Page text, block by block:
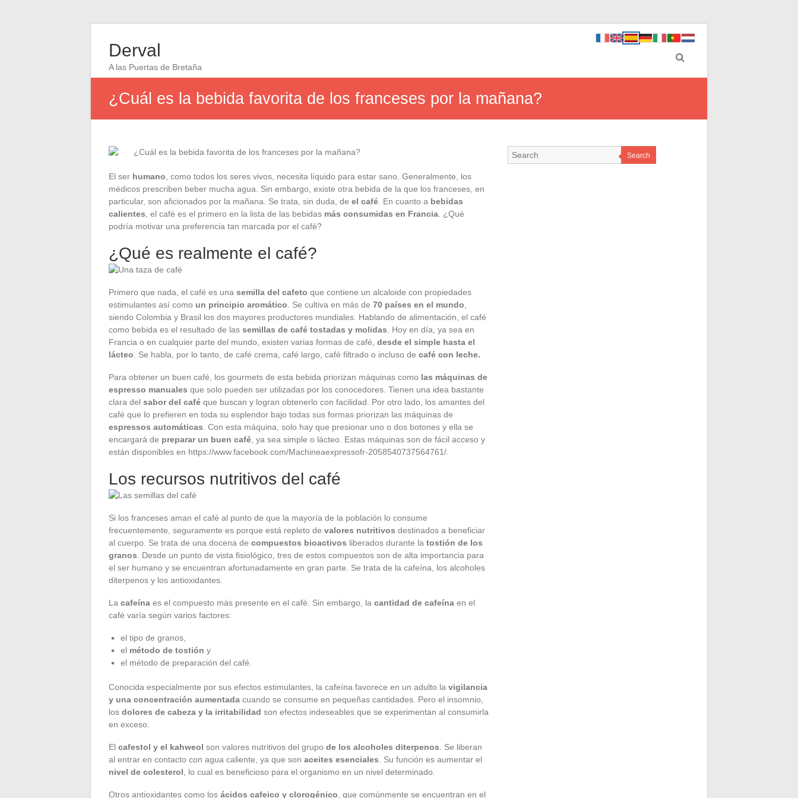
Derval
A las Puertas de Bretaña
¿Cuál es la bebida favorita de los franceses por la mañana?
El ser humano , como todos los seres vivos, necesita líquido para estar sano. Generalmente, los
médicos prescriben beber mucha agua. Sin embargo, existe otra bebida de la que los franceses, en
particular, son aficionados por la mañana. Se trata, sin duda, de el café . En cuanto a bebidas
calientes , el café es el primero en la lista de las bebidas más consumidas en Francia . ¿Qué
podría motivar una preferencia tan marcada por el café?
¿Qué es realmente el café?
Primero que nada, el café es una semilla del cafeto que contiene un alcaloide con propiedades
estimulantes así como un principio aromático . Se cultiva en más de 70 países en el mundo
siendo Colombia y Brasil los dos mayores productores mundiales. Hablando de alimentación, el café
como bebida es el resultado de las semillas de café tostadas y molidas . Hoy en día, ya sea en
Francia o en cualquier parte del mundo, existen varias formas de café, desde el simple hasta el
lácteo . Se habla, por lo tanto, de café crema, café largo, café filtrado o incluso de café con leche.
Para obtener un buen café, los gourmets de esta bebida priorizan máquinas como las máquinas de
espresso manuales que solo pueden ser utilizadas por los conocedores. Tienen una idea bastante
clara del sabor del café que buscan y logran obtenerlo con facilidad. Por otro lado, los amantes del
café que lo prefieren en toda su esplendor bajo todas sus formas priorizan las máquinas de
espressos automáticas . Con esta máquina, solo hay que presionar uno o dos botones y ella se
encargará de preparar un buen café , ya sea simple o lácteo. Estas máquinas son de fácil acceso y
están disponibles en https://www.facebook.com/Machineaexpressofr-2058540737564761/.
Los recursos nutritivos del café
Si los franceses aman el café al punto de que la mayoría de la población lo consume
frecuentemente, seguramente es porque está repleto de valores nutritivos destinados a beneficiar
al cuerpo. Se trata de una docena de compuestos bioactivos liberados durante la tostión de los
granos . Desde un punto de vista fisiológico, tres de estos compuestos son de alta importancia para
el ser humano y se encuentran afortunadamente en gran parte. Se trata de la cafeína, los alcoholes
diterpenos y los antioxidantes.
La cafeína es el compuesto más presente en el café. Sin embargo, la cantidad de cafeína en el
café varía según varios factores:
el tipo de granos,
el método de tostión y
el método de preparación del café.
Conocida especialmente por sus efectos estimulantes, la cafeína favorece en un adulto la vigilancia
y una concentración aumentada cuando se consume en pequeñas cantidades. Pero el insomnio,
los dolores de cabeza y la irritabilidad son efectos indeseables que se experimentan al consumirla
en exceso.
El cafestol y el kahweol son valores nutritivos del grupo de los alcoholes diterpenos . Se liberan
al entrar en contacto con agua caliente, ya que son aceites esenciales . Su función es aumentar el
nivel de colesterol , lo cual es beneficioso para el organismo en un nivel determinado.
Otros antioxidantes como los ácidos cafeico y clorogénico , que comúnmente se encuentran en el
Search